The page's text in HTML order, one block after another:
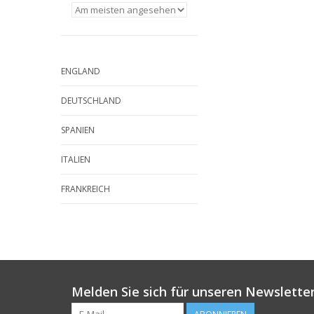
ENGLAND
DEUTSCHLAND
SPANIEN
ITALIEN
FRANKREICH
Melden Sie sich für unseren